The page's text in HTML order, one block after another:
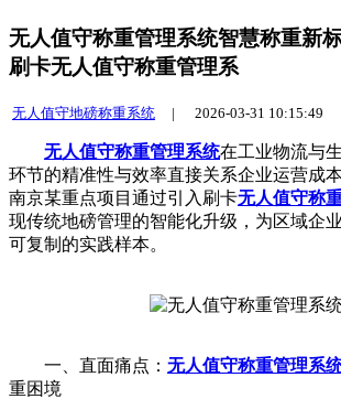
无人值守称重管理系统智慧称重新
刷卡无人值守称重管理系
无人值守地磅称重系统 | 2026-03-31 10:15:49
无人值守称重管理系统在工业物流与
环节的精准性与效率直接关系企业运营成
南京某重点项目通过引入刷卡无人值守称
现传统地磅管理的智能化升级，为区域企
可复制的实践样本。
一、直面痛点： 无人值守称重管理系
重困境